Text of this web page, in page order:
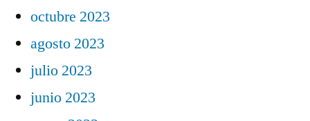
octubre 2023
agosto 2023
julio 2023
junio 2023